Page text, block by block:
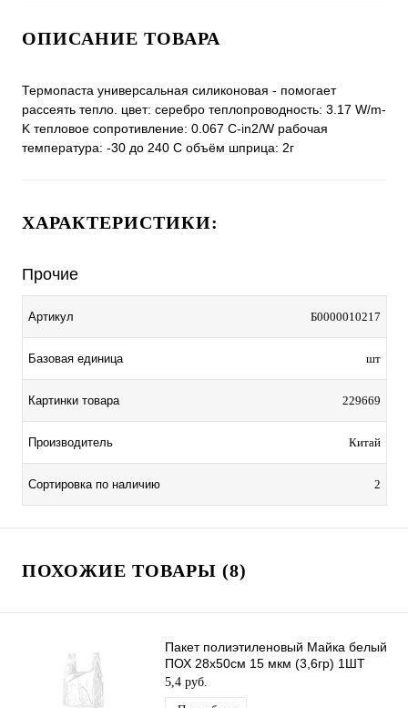
ОПИСАНИЕ ТОВАРА
Термопаста универсальная силиконовая - помогает
рассеять тепло. цвет: серебро теплопроводность: 3.17 W/m-
K тепловое сопротивление: 0.067 С-in2/W рабочая
температура: -30 до 240 С объём шприца: 2г
ХАРАКТЕРИСТИКИ:
Прочие
Артикул Б0000010217
Базовая единица шт
Картинки товара 229669
Производитель Китай
Сортировка по наличию 2
ПОХОЖИЕ ТОВАРЫ (8)
Пакет полиэтиленовый Майка белый
ПОХ 28х50см 15 мкм (3,6гр) 1ШТ
5,4 руб.